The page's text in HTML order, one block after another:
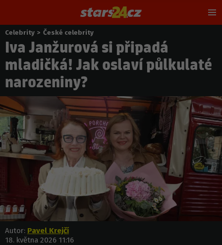
Nacházíte
se
zde:
Celebrity > České celebrity
Iva Janžurová si připadá
mladičká! Jak oslaví půlkulaté
narozeniny?
Autor: Pavel Krejčí
18. května 2026 11:16